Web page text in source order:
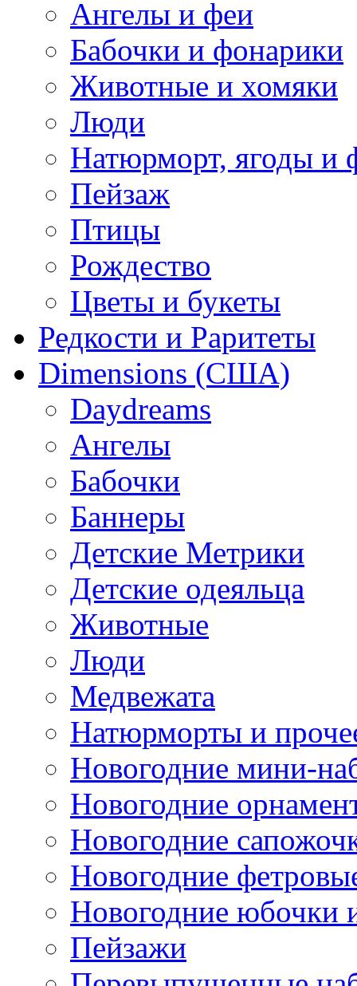
Ангелы и феи
Бабочки и фонарики
Животные и хомяки
Люди
Натюрморт, ягоды и
Пейзаж
Птицы
Рождество
Цветы и букеты
Редкости и Раритеты
Dimensions (США)
Daydreams
Ангелы
Бабочки
Баннеры
Детские Метрики
Детские одеяльца
Животные
Люди
Медвежата
Натюрморты и
Новогодние мини-
Новогодние
Новогодние
Новогодние
Новогодние юбочки
Пейзажи